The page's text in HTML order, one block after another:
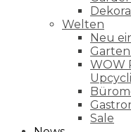
Welten
Neu
WOW
Sale